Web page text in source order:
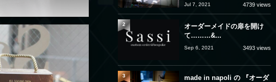
Jul 7, 2021 4739 views
オーダーメイドの扉を開け
て………&...
Sep 6, 2021 3493 views
2
made in napoli の 『オーダ
3